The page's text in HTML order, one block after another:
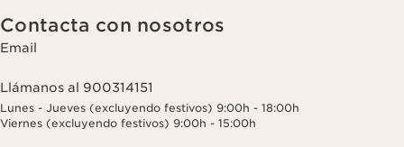
Contacta con nosotros
Email
Llámanos al 900314151
Lunes - Jueves (excluyendo festivos) 9:00h - 18:00h
Viernes (excluyendo festivos) 9:00h - 15:00h